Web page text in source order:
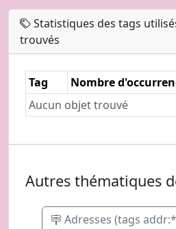
Statistiques des tags
trouvés
Tag
Nombre
Aucun objet trouvé
Autres thématiques
Adresses (tags